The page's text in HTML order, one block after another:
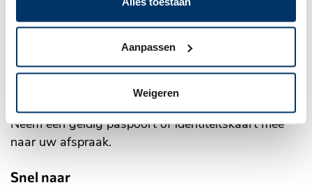
Aanpassen
Weigeren
Langskomen bij Publiekszaken
Of bel(0317) 49 29 11
contactformulier
Neem een geldig paspoort of identiteitskaart mee
naar uw afspraak.
Snel naar